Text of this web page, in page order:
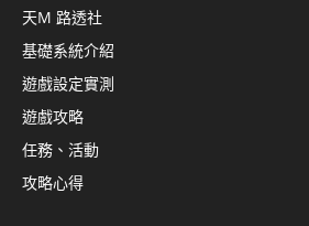
天M 路透社
基礎系統介紹
遊戲設定實測
遊戲攻略
任務、活動
攻略心得